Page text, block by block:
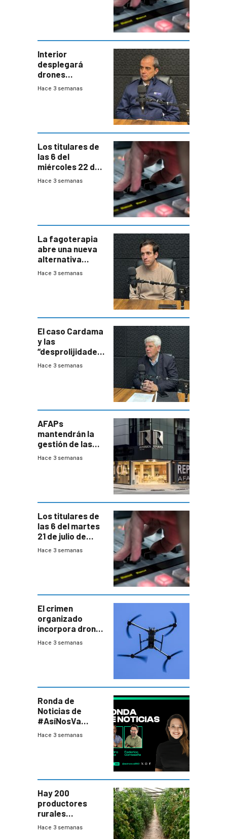
Interior
desplegará
drones
autónomos para
Hace 3 semanas
Los titulares de
las 6 del
miércoles 22 de
julio de 2026
Hace 3 semanas
La fagoterapia
abre una nueva
alternativa
contra bacterias
innovadora
Hace 3 semanas
El caso Cardama
y las
“desprolijidades”
que la
Hace 3 semanas
AFAPs
mantendrán la
gestión de las
cuentas
Hace 3 semanas
Los titulares de
las 6 del martes
21 de julio de
2026
Hace 3 semanas
El crimen
organizado
incorpora drones
y abre un nuevo
Hace 3 semanas
Ronda de
Noticias de
#AsíNosVa
(20/7/26)
Hace 3 semanas
Hay 200
productores
rurales
afectados tras
Hace 3 semanas